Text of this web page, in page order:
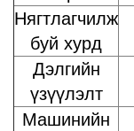
Нягтлагчилж
буй хурд
Дэлгийн
үзүүлэлт
Машинийн